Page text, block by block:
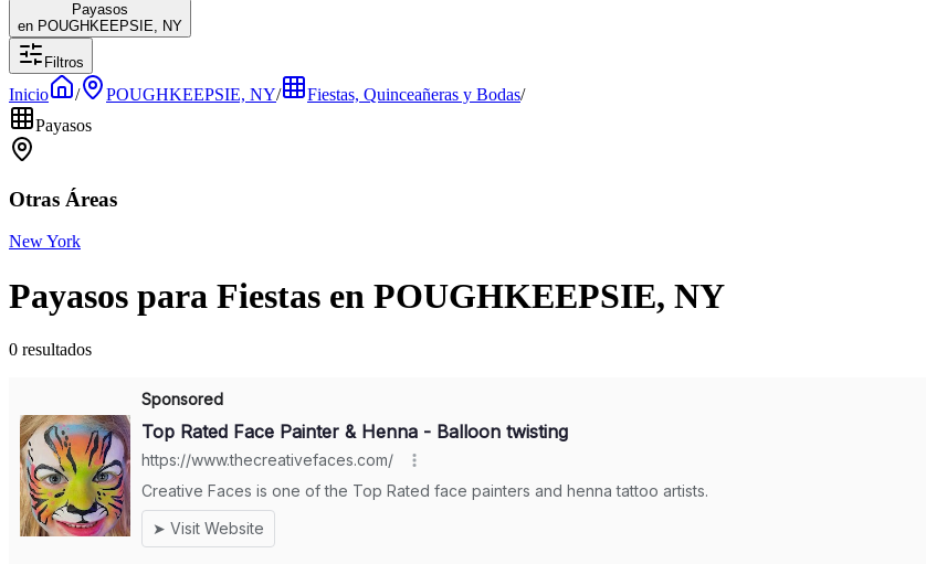
Payasos
en POUGHKEEPSIE, NY
Filtros
Inicio / POUGHKEEPSIE, NY/ Fiestas, Quinceañeras y Bodas/
Payasos
Otras Áreas
New York
Payasos para Fiestas en POUGHKEEPSIE, NY
0 resultados